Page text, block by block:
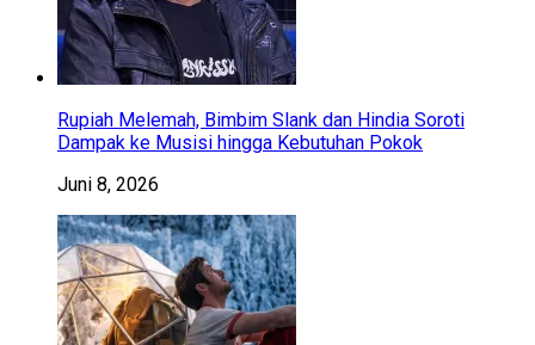
Rupiah Melemah, Bimbim Slank dan Hindia Soroti
Dampak ke Musisi hingga Kebutuhan Pokok
Juni 8, 2026